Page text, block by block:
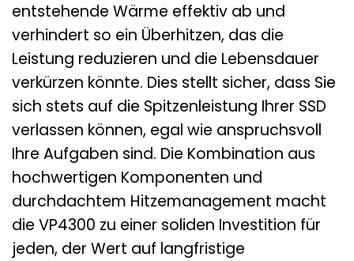
entstehende Wärme effektiv ab und
verhindert so ein Überhitzen, das die
Leistung reduzieren und die Lebensdauer
verkürzen könnte. Dies stellt sicher, dass Sie
sich stets auf die Spitzenleistung Ihrer SSD
verlassen können, egal wie anspruchsvoll
Ihre Aufgaben sind. Die Kombination aus
hochwertigen Komponenten und
durchdachtem Hitzemanagement macht
die VP4300 zu einer soliden Investition für
jeden, der Wert auf langfristige